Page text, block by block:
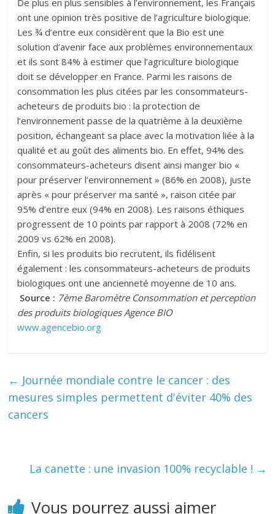
De plus en plus sensibles à l’environnement, les Français
ont une opinion très positive de l’agriculture biologique.
Les ¾ d’entre eux considèrent que la Bio est une
solution d’avenir face aux problèmes environnementaux
et ils sont 84% à estimer que l’agriculture biologique
doit se développer en France. Parmi les raisons de
consommation les plus citées par les consommateurs-
acheteurs de produits bio : la protection de
l’environnement passe de la quatrième à la deuxième
position, échangeant sa place avec la motivation liée à la
qualité et au goût des aliments bio. En effet, 94% des
consommateurs-acheteurs disent ainsi manger bio «
pour préserver l’environnement » (86% en 2008), juste
après « pour préserver ma santé », raison citée par
95% d’entre eux (94% en 2008). Les raisons éthiques
progressent de 10 points par rapport à 2008 (72% en
2009 vs 62% en 2008).
Enfin, si les produits bio recrutent, ils fidélisent
également : les consommateurs-acheteurs de produits
biologiques ont une ancienneté moyenne de 10 ans.
Source : 7ème Baromètre Consommation et perception
des produits biologiques Agence BIO
www.agencebio.org
← Journée mondiale contre le cancer : des
mesures simples permettent d'éviter 40% des
cancers
La canette : une invasion 100% recyclable ! →
Vous pourrez aussi aimer